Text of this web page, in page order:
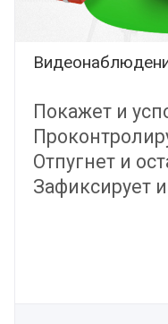
Покажет и
Отпугнет и
Зафиксирует